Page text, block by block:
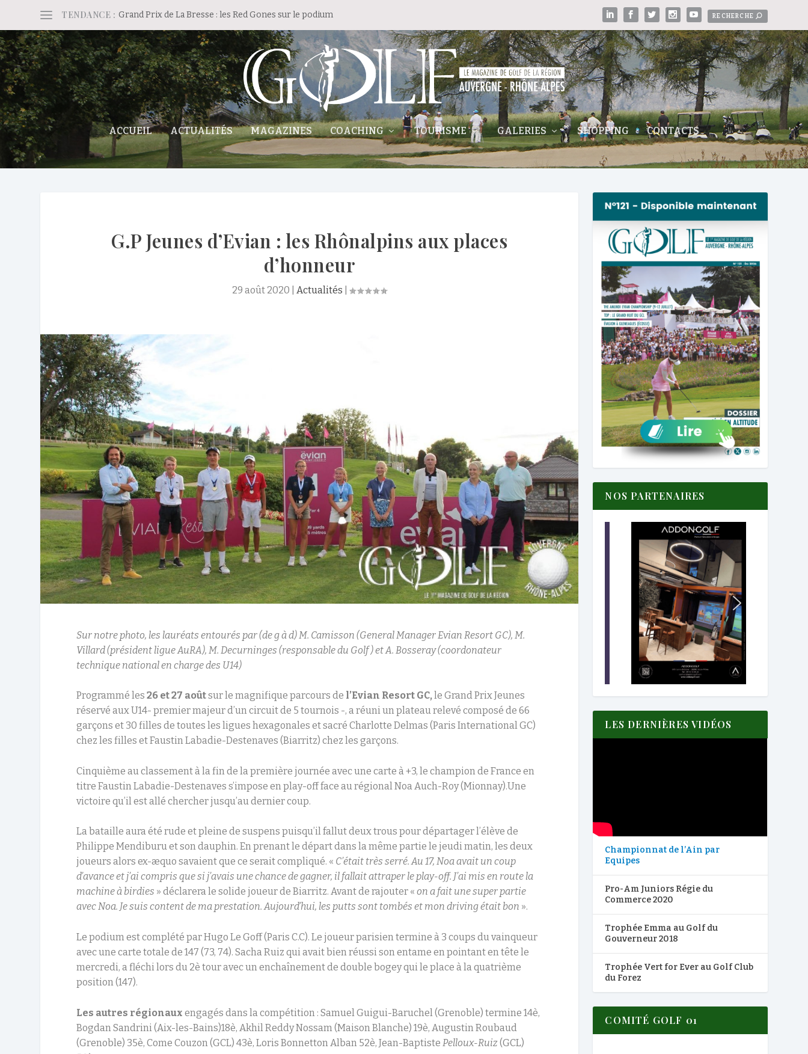
TENDANCE : Grand Prix de La Bresse : les Red Gones sur le podium
ACCUEIL ACTUALITÉS MAGAZINES COACHING TOURISME GALERIES SHOPPING CONTACTS
G.P Jeunes d’Evian : les Rhônalpins aux places
d’honneur
29 août 2020 |Actualités |
Sur notre photo, les lauréats entourés par (de g à d) M. Camisson (General Manager Evian Resort GC), M.
Villard (président ligue AuRA), M. Decurninges (responsable du Golf ) et A. Bosseray (coordonateur
technique national en charge des U14)
Programmé les26 et 27 aoûtsur le magnifique parcours de l’Evian Resort GC,le Grand Prix Jeunes
réservé aux U14- premier majeur d’un circuit de 5 tournois -, a réuni un plateau relevé composé de 66
garçons et 30 filles de toutes les ligues hexagonales et sacré Charlotte Delmas (Paris International GC)
chez les filles et Faustin Labadie-Destenaves (Biarritz) chez les garçons.
Cinquième au classement à la fin de la première journée avec une carte à +3, le champion de France en
titre Faustin Labadie-Destenaves s’impose en play-off face au régional Noa Auch-Roy (Mionnay).Une
victoire qu’il est allé chercher jusqu’au dernier coup.
La bataille aura été rude et pleine de suspens puisqu’il fallut deux trous pour départager l’élève de
Philippe Mendiburu et son dauphin. En prenant le départ dans la même partie le jeudi matin, les deux
joueurs alors ex-æquo savaient que ce serait compliqué. « C’était très serré. Au 17, Noa avait un coup
d’avance et j’ai compris que si j’avais une chance de gagner, il fallait attraper le play-off. J’ai mis en route la
machine à birdies » déclarera le solide joueur de Biarritz. Avant de rajouter «on a fait une super partie
avec Noa. Je suis content de ma prestation. Aujourd’hui, les putts sont tombés et mon driving était bon ».
Le podium est complété par Hugo Le Goff (Paris C.C). Le joueur parisien termine à 3 coups du vainqueur
avec une carte totale de 147 (73, 74). Sacha Ruiz qui avait bien réussi son entame en pointant en tête le
mercredi, a fléchi lors du 2è tour avec un enchaînement de double bogey qui le place à la quatrième
position (147).
Les autres régionaux engagés dans la compétition : Samuel Guigui-Baruchel (Grenoble) termine 14è,
Bogdan Sandrini (Aix-les-Bains)18è, Akhil Reddy Nossam (Maison Blanche) 19è, Augustin Roubaud
(Grenoble) 35è, Come Couzon (GCL) 43è, Loris Bonnetton Alban 52è, Jean-Baptiste Pelloux-Ruiz(GCL)
NOS PARTENAIRES
LES DERNIÈRES VIDÉOS
Championnat de l’Ain par
Equipes
Pro-Am Juniors Régie du
Commerce 2020
Trophée Emma au Golf du
Gouverneur 2018
Trophée Vert for Ever au Golf Club
du Forez
COMITÉ GOLF 01